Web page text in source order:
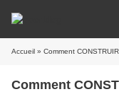
Accueil » Comment
Comment